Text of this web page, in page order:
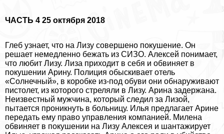
ЧАСТЬ 4 25 октября 2018
Глеб узнает, что на Лизу совершено покушение. Он
решает немедленно бежать из СИЗО. Алексей понимает,
что любит Лизу. Лиза приходит в себя и обвиняет в
покушении Арину. Полиция обыскивает отель
«Солнечный», в коробке из-под обуви они обнаруживают
пистолет, из которого стреляли в Лизу. Арина задержана.
Неизвестный мужчина, который следил за Лизой,
пытается проникнуть в больницу. Илья предлагает Арине
передать ему право управления компанией. Милена
обвиняет в покушении на Лизу Алексея и шантажирует